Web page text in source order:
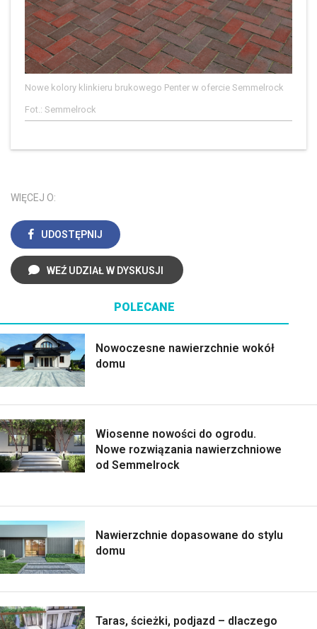
Nowe kolory klinkieru brukowego Penter w ofercie Semmelrock
Fot.: Semmelrock
WIĘCEJ O:
UDOSTĘPNIJ
WEŹ UDZIAŁ W DYSKUSJI
POLECANE
Nowoczesne nawierzchnie wokół
domu
Wiosenne nowości do ogrodu.
Nowe rozwiązania nawierzchniowe
od Semmelrock
Nawierzchnie dopasowane do stylu
domu
Taras, ścieżki, podjazd – dlaczego